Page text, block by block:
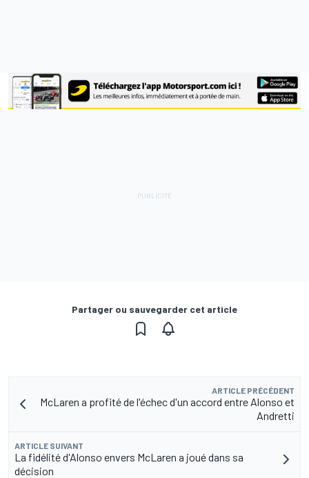
Partager ou sauvegarder cet article
ARTICLE PRÉCÉDENT
McLaren a profité de l'échec d'un accord entre Alonso et
Andretti
ARTICLE SUIVANT
La fidélité d'Alonso envers McLaren a joué dans sa
décision